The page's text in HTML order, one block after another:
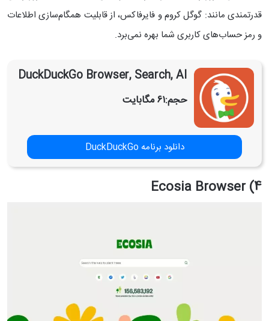
قدرتمندی مانند: گوگل کروم و فایرفاکس، از قابلیت همگام‌سازی اطلاعات
و رمز حساب‌های کاربری شما بهره نمی‌برد.
DuckDuckGo Browser, Search, AI
حجم:۶۱ مگابایت
دانلود برنامه DuckDuckGo
4) Ecosia Browser